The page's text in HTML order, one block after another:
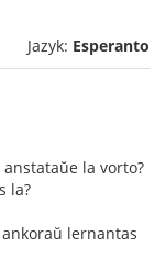
Jazyk: Esperanto
la vorto?
la?
lernantas